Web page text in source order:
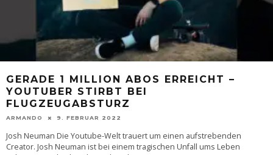
GERADE 1 MILLION ABOS ERREICHT –
YOUTUBER STIRBT BEI
FLUGZEUGABSTURZ
ARMANDO 9. FEBRUAR 2022
Josh Neuman Die Youtube-Welt trauert um einen aufstrebenden
Creator. Josh Neuman ist bei einem tragischen Unfall ums Leben